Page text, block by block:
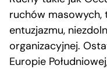
ruchów masowych,
entuzjazmu,
organizacyjnej.
Europie